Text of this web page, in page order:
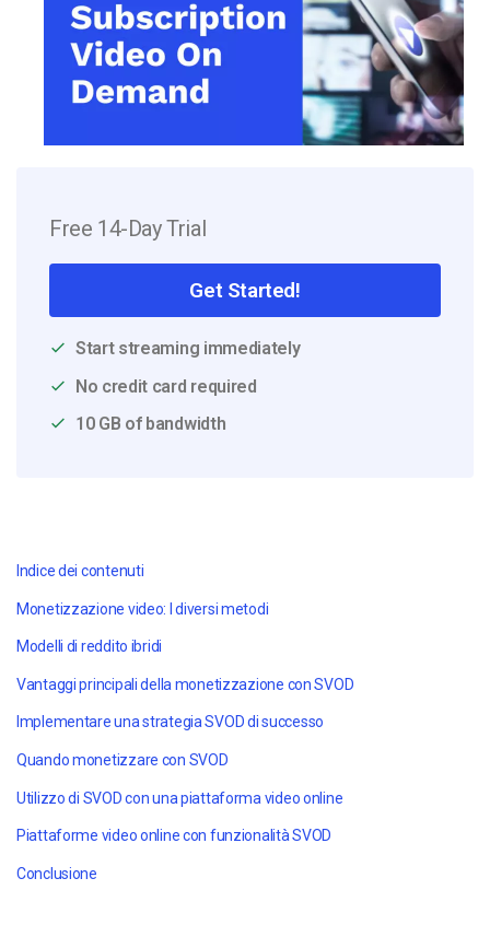
Free 14-Day Trial
Get Started!
Start streaming immediately
No credit card required
10 GB of bandwidth
Indice dei contenuti
Monetizzazione video: I diversi metodi
Modelli di reddito ibridi
Vantaggi principali della monetizzazione con SVOD
Implementare una strategia SVOD di successo
Quando monetizzare con SVOD
Utilizzo di SVOD con una piattaforma video online
Piattaforme video online con funzionalità SVOD
Conclusione